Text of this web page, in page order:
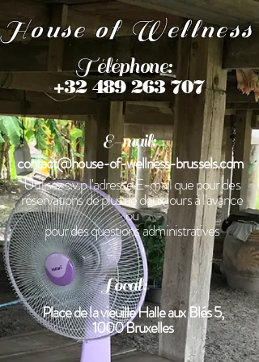
House of Wellness
Téléphone:
+32 489 263 707
E-mail:
contact@house-of-wellness-brussels.com
Utilisez s.v.p l'adresse E-mail que pour des
réservations de plus de deux jours à l'avance
ou
pour des questions administratives
Local:
Place de la vieuille Halle aux Blés 5,
1000 Bruxelles